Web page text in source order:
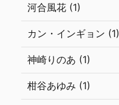
河合風花 (1)
カン・インギョン (1)
神崎りのあ (1)
柑谷あゆみ (1)